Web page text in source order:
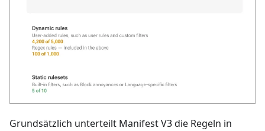
Grundsätzlich unterteilt Manifest V3 die Regeln in